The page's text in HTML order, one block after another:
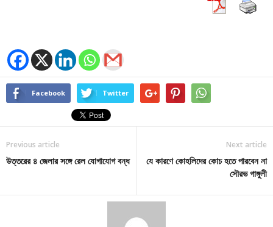
Facebook Twitter
Previous article
উত্তরের ৪ জেলার সঙ্গে রেল যোগাযোগ বন্ধ
Next article
যে কারণে কোহলিদের কোচ হতে পারবেন না
সৌরভ গাঙ্গুলী